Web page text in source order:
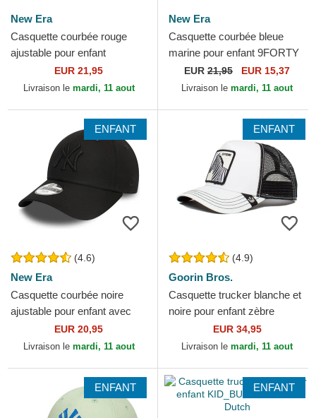
New Era
Casquette courbée rouge
ajustable pour enfant
9FORTY The League San
Francisco 49ers NFL New
EUR 21,95
Livraison le mardi, 11 aout
New Era
Casquette courbée bleue
marine pour enfant 9FORTY
All Over Print Superman DC
Comics New Era
EUR 21,95 EUR 15,37
Livraison le mardi, 11 aout
ENFANT
(4.6)
New Era
Casquette courbée noire
ajustable pour enfant avec
logo noir 9FORTY League
Essential New York...
EUR 20,95
Livraison le mardi, 11 aout
ENFANT
(4.9)
Goorin Bros.
Casquette trucker blanche et
noire pour enfant zèbre
Extreme Little Stripe The
Farm Goorin Bros.
EUR 34,95
Livraison le mardi, 11 aout
ENFANT ENFANT